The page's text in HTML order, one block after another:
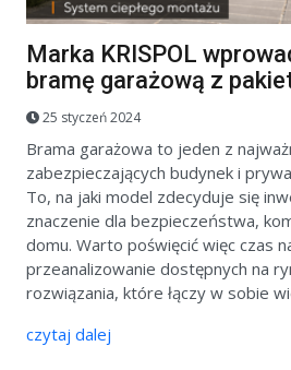
Marka KRISPOL
bramę garażową z
25 styczeń 2024
Brama garażowa to jeden z
zabezpieczających budynek i
To, na jaki model zdecyduje się
znaczenie dla bezpieczeństwa,
domu. Warto poświęcić więc czas
przeanalizowanie dostępnych na
rozwiązania, które łączy w sobie
czytaj dalej